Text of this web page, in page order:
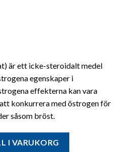
är ett icke-steroidalt medel
egenskaper i
effekterna kan vara
konkurrera med östrogen för
såsom bröst.
I VARUKORG